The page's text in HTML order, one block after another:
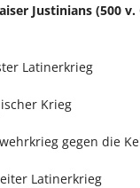
Justinians (500
Latinerkrieg
Krieg
gegen die
Latinerkrieg